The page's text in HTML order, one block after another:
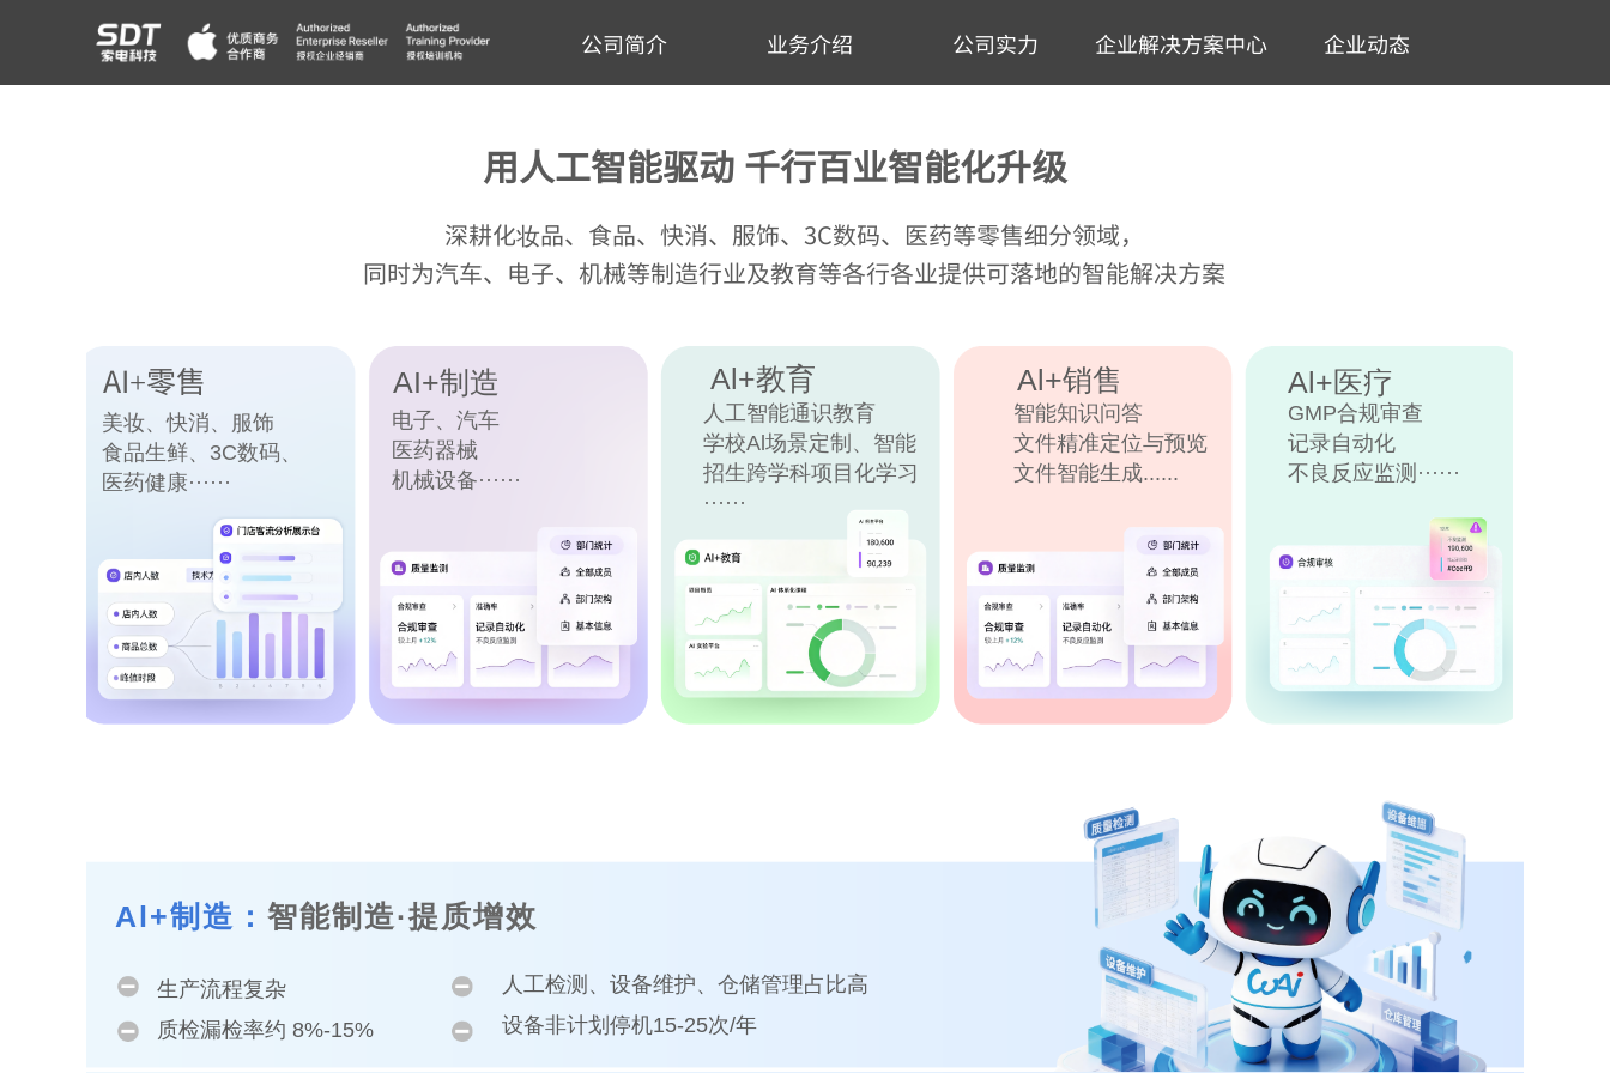
双击此处添加文字
双击此处添加文字
双击此处添加文字
用人工智能驱动 千行百业智能化升级
深耕化妆品、食品、快消、服饰、3C数码、医药等零售细分领域，
同时为汽车、电子、机械等制造行业及教育等各行各业提供可落地的智能解决方案
Al+医疗
Al+教育
AI+零售 Al+销售
AI+制造
美妆、快消、服饰
食品生鲜、3C数码、
医药健康······
人工智能通识教育
学校Al场景定制、 智能
招生跨学科项目化学习
······
智能知识问答
文件精准定位与预览
文件智能生成......
GMP合规审查
记录自动化
不良反应监测······
电子、汽车
医药器械
机械设备······
Al+制造： 智能制造·提质增效
人工检测、设备维护、仓储管理占比高
设备非计划停机15-25次/年
生产流程复杂
质检漏检率约 8%-15%
公司简介 业务介绍 公司实力 企业解决方案中心 企业动态